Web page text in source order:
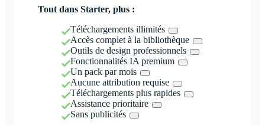
Tout dans Starter, plus :
Téléchargements illimités
Accès complet à la bibliothèque
Outils de design professionnels
Fonctionnalités IA premium
Un pack par mois
Aucune attribution requise
Téléchargements plus rapides
Assistance prioritaire
Sans publicités